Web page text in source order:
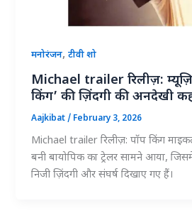
मनोरंजन,टीवी शो
Michael trailer रिलीज़:
किंग’ की ज़िंदगी की अनदेखी
Aajkibat/ February 3, 2026
Michael trailer रिलीज़: पॉप किंग
बनी बायोपिक का ट्रेलर सामने आया,
निजी ज़िंदगी और संघर्ष दिखाए गए हैं।